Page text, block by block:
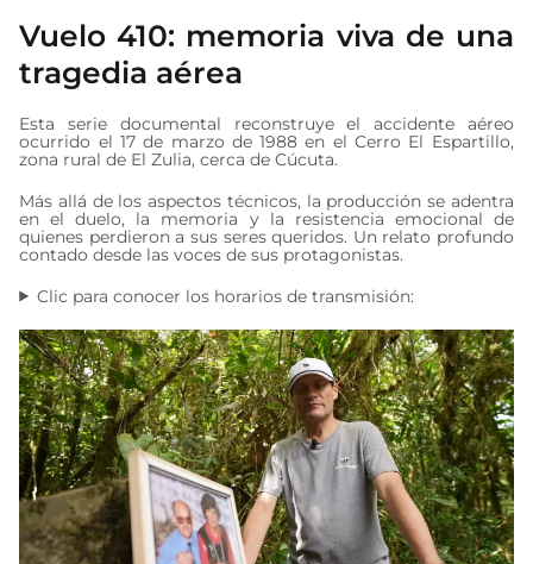
Vuelo 410: memoria viva de una
tragedia aérea
Esta serie documental reconstruye el accidente aéreo
ocurrido el 17 de marzo de 1988 en el Cerro El Espartillo,
zona rural de El Zulia, cerca de Cúcuta.
Más allá de los aspectos técnicos, la producción se adentra
en el duelo, la memoria y la resistencia emocional de
quienes perdieron a sus seres queridos. Un relato profundo
contado desde las voces de sus protagonistas.
Clic para conocer los horarios de transmisión: